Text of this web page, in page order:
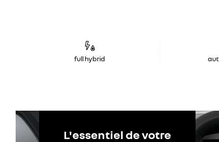
full hybrid
L'essentiel de votre